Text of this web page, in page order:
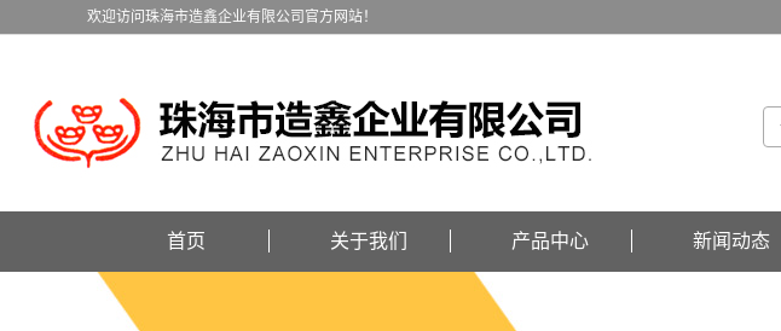
欢迎访问珠海市造鑫企业有限公司官方网站！
首页 关于我们 产品中心 新闻动态